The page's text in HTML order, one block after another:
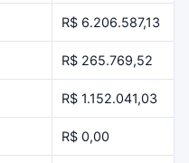
R$ 6.206.587,13
R$ 265.769,52
R$ 1.152.041,03
R$ 0,00